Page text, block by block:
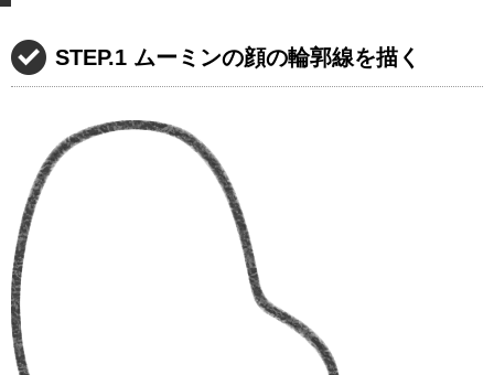
STEP.1 ムーミンの顔の輪郭線を描く